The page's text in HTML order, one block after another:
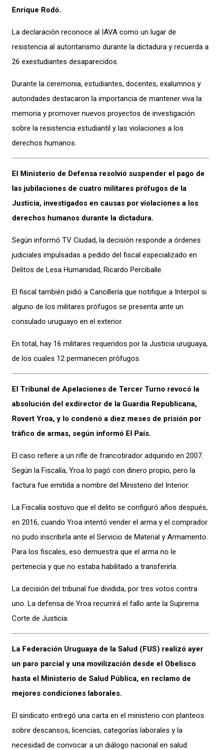
Enrique Rodó.
La declaración reconoce al IAVA como un lugar de
resistencia al autoritarismo durante la dictadura y recuerda a
26 exestudiantes desaparecidos.
Durante la ceremonia, estudiantes, docentes, exalumnos y
autoridades destacaron la importancia de mantener viva la
memoria y promover nuevos proyectos de investigación
sobre la resistencia estudiantil y las violaciones a los
derechos humanos.
El Ministerio de Defensa resolvió suspender el pago de
las jubilaciones de cuatro militares prófugos de la
Justicia, investigados en causas por violaciones a los
derechos humanos durante la dictadura.
Según informó TV Ciudad, la decisión responde a órdenes
judiciales impulsadas a pedido del fiscal especializado en
Delitos de Lesa Humanidad, Ricardo Perciballe.
El fiscal también pidió a Cancillería que notifique a Interpol si
alguno de los militares prófugos se presenta ante un
consulado uruguayo en el exterior.
En total, hay 16 militares requeridos por la Justicia uruguaya,
de los cuales 12 permanecen prófugos.
El Tribunal de Apelaciones de Tercer Turno revocó la
absolución del exdirector de la Guardia Republicana,
Rovert Yroa, y lo condenó a diez meses de prisión por
tráfico de armas, según informó El País.
El caso refiere a un rifle de francotirador adquirido en 2007.
Según la Fiscalía, Yroa lo pagó con dinero propio, pero la
factura fue emitida a nombre del Ministerio del Interior.
La Fiscalía sostuvo que el delito se configuró años después,
en 2016, cuando Yroa intentó vender el arma y el comprador
no pudo inscribirla ante el Servicio de Material y Armamento.
Para los fiscales, eso demuestra que el arma no le
pertenecía y que no estaba habilitado a transferirla.
La decisión del tribunal fue dividida, por tres votos contra
uno. La defensa de Yroa recurrirá el fallo ante la Suprema
Corte de Justicia.
La Federación Uruguaya de la Salud (FUS) realizó ayer
un paro parcial y una movilización desde el Obelisco
hasta el Ministerio de Salud Pública, en reclamo de
mejores condiciones laborales.
El sindicato entregó una carta en el ministerio con planteos
sobre descansos, licencias, categorías laborales y la
necesidad de convocar a un diálogo nacional en salud.